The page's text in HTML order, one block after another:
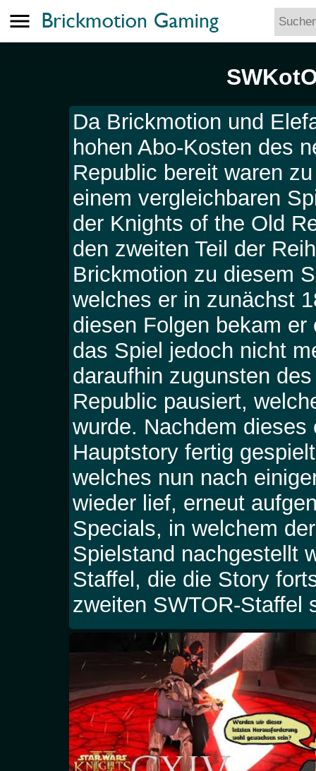
menu
Da Brickmotion und
hohen Abo-Kosten des
Republic bereit waren
einem vergleichbaren
der Knights of the Old
den zweiten Teil der
Brickmotion zu diesem
welches er in zunächst
diesen Folgen bekam
das Spiel jedoch nicht
daraufhin zugunsten
Republic pausiert,
wurde. Nachdem
Hauptstory fertig
welches nun nach
wieder lief, erneut
Specials, in welchem
Spielstand nachgestellt
Staffel, die die Story
zweiten SWTOR-Staffel